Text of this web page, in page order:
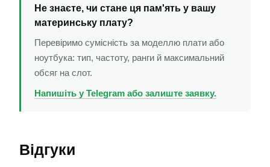
Не знаєте, чи стане ця пам'ять у вашу
материнську плату?
Перевіримо сумісність за моделлю плати або
ноутбука: тип, частоту, ранги й максимальний
обсяг на слот.
Напишіть у Telegram або залиште заявку.
Відгуки